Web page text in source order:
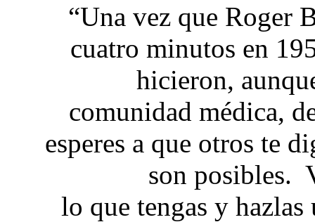
“Una vez que Roger
cuatro minutos en
hicieron,
comunidad médica,
esperes a que otros te
son posibles.
lo que tengas y